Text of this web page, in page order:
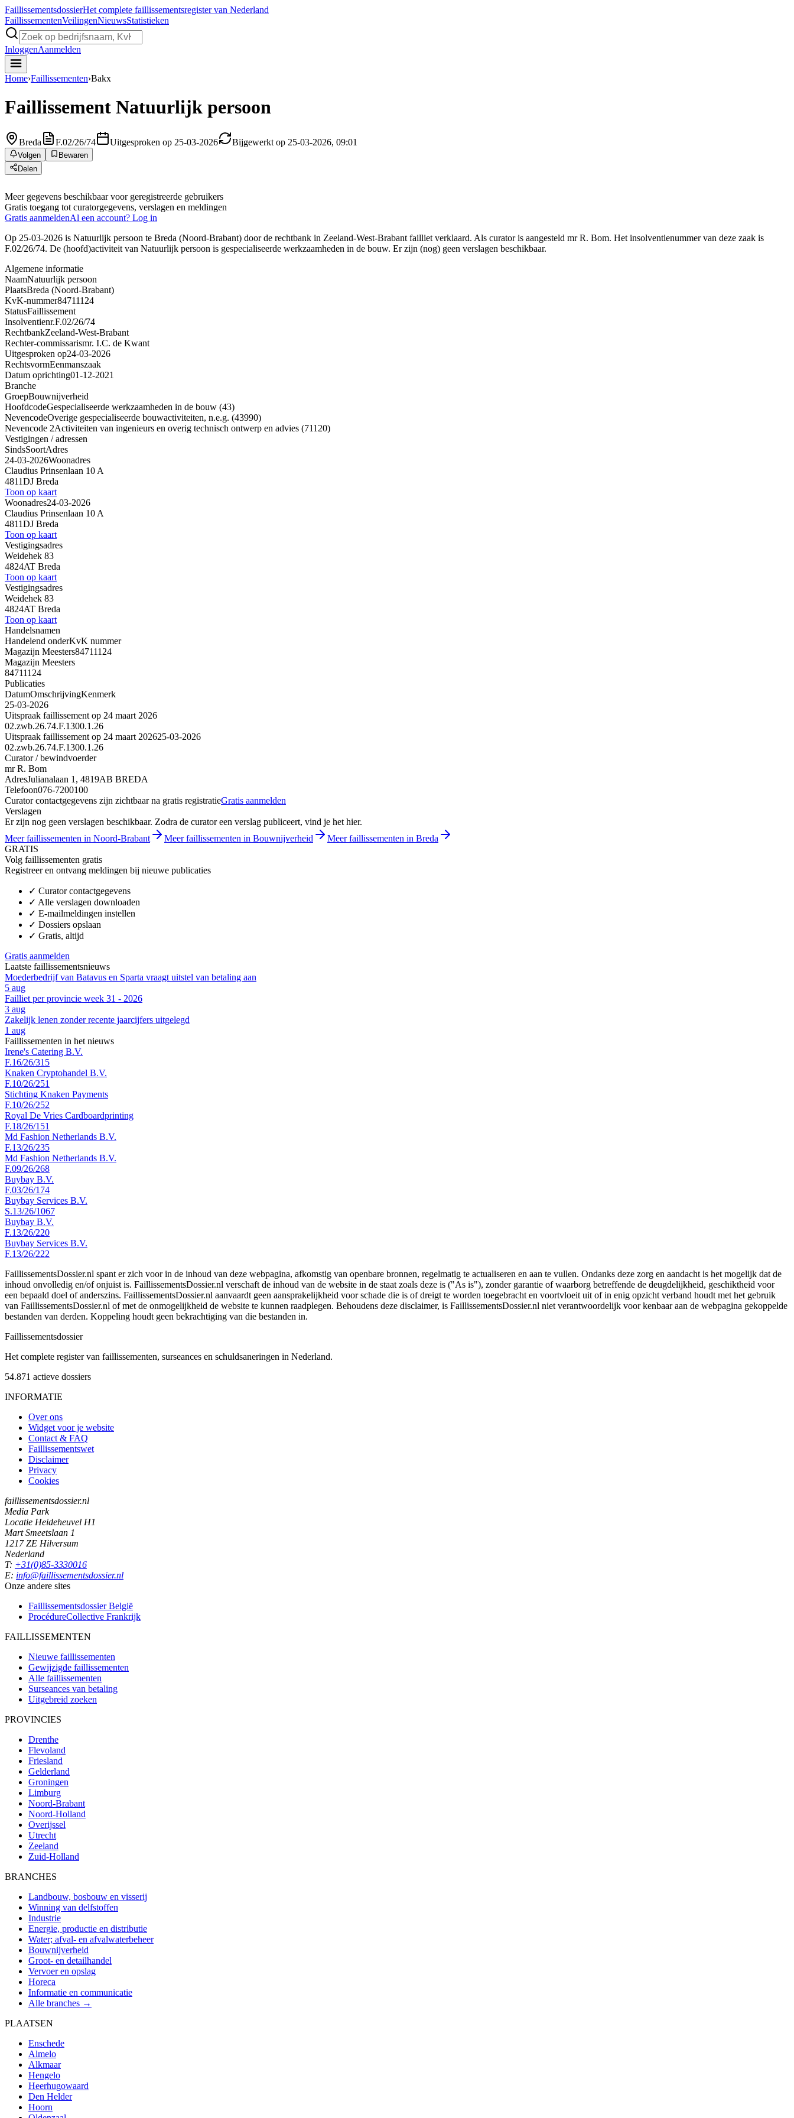
FaillissementsdossierHet complete faillissementsregister van Nederland
FaillissementenVeilingenNieuwsStatistieken
InloggenAanmelden
Home›Faillissementen›Bakx
Faillissement Natuurlijk persoon
Breda F.02/26/74 Uitgesproken op 25-03-2026 Bijgewerkt op 25-03-2026, 09:01
Volgen
Bewaren
Delen
Meer gegevens beschikbaar voor geregistreerde gebruikers
Gratis toegang tot curatorgegevens, verslagen en meldingen
Gratis aanmeldenAl een account? Log in
Op 25-03-2026 is Natuurlijk persoon te Breda (Noord-Brabant) door de rechtbank in Zeeland-West-Brabant failliet verklaard. Als curator is aangesteld mr R. Bom. Het insolventienummer van deze zaak is
F.02/26/74. De (hoofd)activiteit van Natuurlijk persoon is gespecialiseerde werkzaamheden in de bouw. Er zijn (nog) geen verslagen beschikbaar.
Algemene informatie
NaamNatuurlijk persoon
PlaatsBreda (Noord-Brabant)
KvK-nummer84711124
StatusFaillissement
Insolventienr.F.02/26/74
RechtbankZeeland-West-Brabant
Rechter-commissarismr. I.C. de Kwant
Uitgesproken op24-03-2026
RechtsvormEenmanszaak
Datum oprichting01-12-2021
Branche
GroepBouwnijverheid
HoofdcodeGespecialiseerde werkzaamheden in de bouw (43)
NevencodeOverige gespecialiseerde bouwactiviteiten, n.e.g. (43990)
Nevencode 2Activiteiten van ingenieurs en overig technisch ontwerp en advies (71120)
Vestigingen / adressen
SindsSoortAdres
24-03-2026Woonadres
Claudius Prinsenlaan 10 A
4811DJ Breda
Toon op kaart
Woonadres24-03-2026
Claudius Prinsenlaan 10 A
4811DJ Breda
Toon op kaart
Vestigingsadres
Weidehek 83
4824AT Breda
Toon op kaart
Vestigingsadres
Weidehek 83
4824AT Breda
Toon op kaart
Handelsnamen
Handelend onderKvK nummer
Magazijn Meesters84711124
Magazijn Meesters
84711124
Publicaties
DatumOmschrijvingKenmerk
25-03-2026
Uitspraak faillissement op 24 maart 2026
02.zwb.26.74.F.1300.1.26
Uitspraak faillissement op 24 maart 202625-03-2026
02.zwb.26.74.F.1300.1.26
Curator / bewindvoerder
mr R. Bom
AdresJulianalaan 1, 4819AB BREDA
Telefoon076-7200100
Curator contactgegevens zijn zichtbaar na gratis registratieGratis aanmelden
Verslagen
Er zijn nog geen verslagen beschikbaar. Zodra de curator een verslag publiceert, vind je het hier.
Meer faillissementen in Noord-Brabant
Meer faillissementen in Bouwnijverheid
Meer faillissementen in Breda
GRATIS
Volg faillissementen gratis
Registreer en ontvang meldingen bij nieuwe publicaties
✓ Curator contactgegevens
✓ Alle verslagen downloaden
✓ E-mailmeldingen instellen
✓ Dossiers opslaan
✓ Gratis, altijd
Gratis aanmelden
Laatste faillissementsnieuws
Moederbedrijf van Batavus en Sparta vraagt uitstel van betaling aan
5 aug
Failliet per provincie week 31 - 2026
3 aug
Zakelijk lenen zonder recente jaarcijfers uitgelegd
1 aug
Faillissementen in het nieuws
Irene's Catering B.V.
F.16/26/315
Knaken Cryptohandel B.V.
F.10/26/251
Stichting Knaken Payments
F.10/26/252
Royal De Vries Cardboardprinting
F.18/26/151
Md Fashion Netherlands B.V.
F.13/26/235
Md Fashion Netherlands B.V.
F.09/26/268
Buybay B.V.
F.03/26/174
Buybay Services B.V.
S.13/26/1067
Buybay B.V.
F.13/26/220
Buybay Services B.V.
F.13/26/222
FaillissementsDossier.nl spant er zich voor in de inhoud van deze webpagina, afkomstig van openbare bronnen, regelmatig te actualiseren en aan te vullen. Ondanks deze zorg en aandacht is het mogelijk dat de
inhoud onvolledig en/of onjuist is. FaillissementsDossier.nl verschaft de inhoud van de website in de staat zoals deze is ("As is"), zonder garantie of waarborg betreffende de deugdelijkheid, geschiktheid voor
een bepaald doel of anderszins. FaillissementsDossier.nl aanvaardt geen aansprakelijkheid voor schade die is of dreigt te worden toegebracht en voortvloeit uit of in enig opzicht verband houdt met het gebruik
van FaillissementsDossier.nl of met de onmogelijkheid de website te kunnen raadplegen. Behoudens deze disclaimer, is FaillissementsDossier.nl niet verantwoordelijk voor kenbaar aan de webpagina gekoppelde
bestanden van derden. Koppeling houdt geen bekrachtiging van die bestanden in.
Faillissementsdossier
Het complete register van faillissementen, surseances en schuldsaneringen in Nederland.
54.871 actieve dossiers
INFORMATIE
Over ons
Widget voor je website
Contact & FAQ
Faillissementswet
Disclaimer
Privacy
Cookies
faillissementsdossier.nl
Media Park
Locatie Heideheuvel H1
Mart Smeetslaan 1
1217 ZE Hilversum
Nederland
T: +31(0)85-3330016
E: info@faillissementsdossier.nl
Onze andere sites
Faillissementsdossier België
ProcédureCollective Frankrijk
FAILLISSEMENTEN
Nieuwe faillissementen
Gewijzigde faillissementen
Alle faillissementen
Surseances van betaling
Uitgebreid zoeken
PROVINCIES
Drenthe
Flevoland
Friesland
Gelderland
Groningen
Limburg
Noord-Brabant
Noord-Holland
Overijssel
Utrecht
Zeeland
Zuid-Holland
BRANCHES
Landbouw, bosbouw en visserij
Winning van delfstoffen
Industrie
Energie, productie en distributie
Water; afval- en afvalwaterbeheer
Bouwnijverheid
Groot- en detailhandel
Vervoer en opslag
Horeca
Informatie en communicatie
Alle branches →
PLAATSEN
Enschede
Almelo
Alkmaar
Hengelo
Heerhugowaard
Den Helder
Hoorn